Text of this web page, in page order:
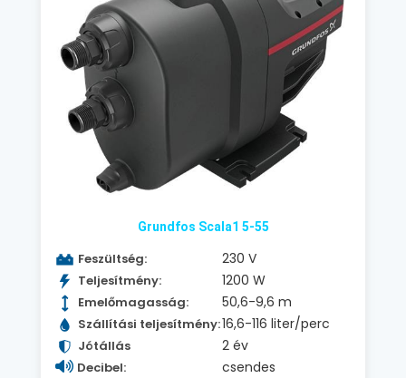
Grundfos Scala1 5-55
Feszültség: 230 V
Teljesítmény: 1200 W
Emelőmagasság: 50,6-9,6 m
Szállítási teljesítmény:16,6-116 liter/perc
Jótállás 2 év
Decibel: csendes